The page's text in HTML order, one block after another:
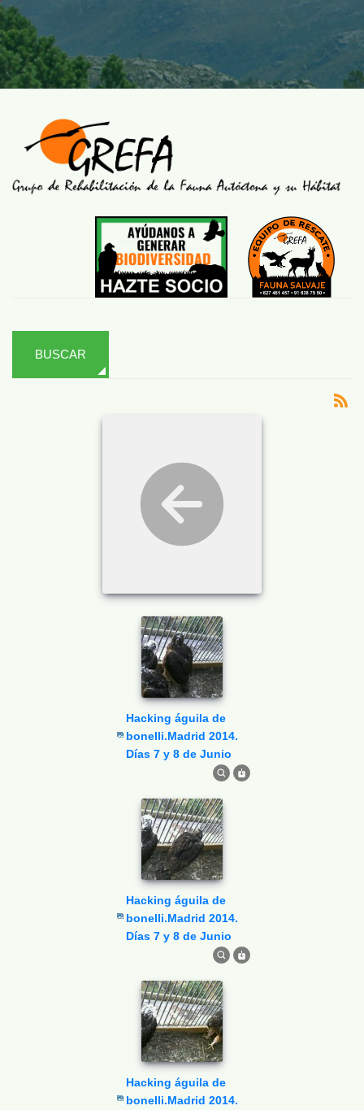
BUSCAR
Hacking águila de
bonelli.Madrid 2014.
Días 7 y 8 de Junio
Hacking águila de
bonelli.Madrid 2014.
Días 7 y 8 de Junio
Hacking águila de
bonelli.Madrid 2014.